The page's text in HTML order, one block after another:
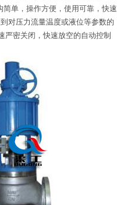
简单，操作方便，使用可靠，快速
对压力流量温度或液位等参数的
严密关闭，快速放空的自动控制